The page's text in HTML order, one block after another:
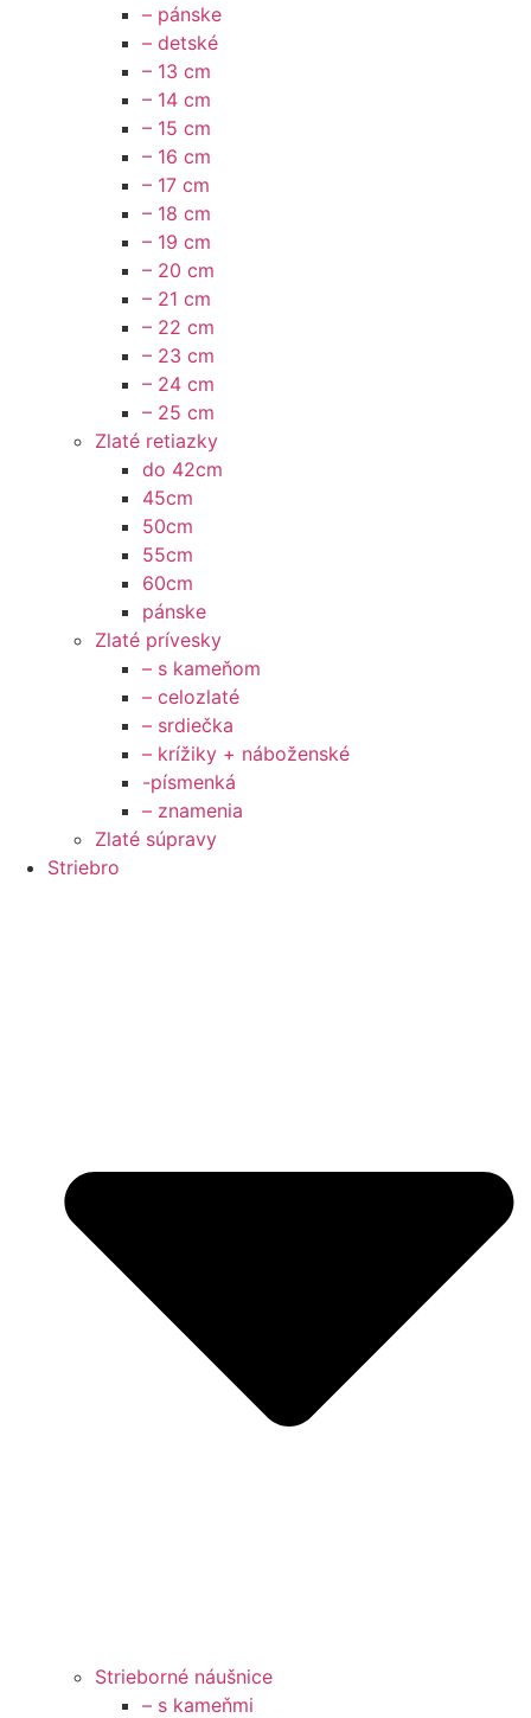
– pánske
– detské
– 13 cm
– 14 cm
– 15 cm
– 16 cm
– 17 cm
– 18 cm
– 19 cm
– 20 cm
– 21 cm
– 22 cm
– 23 cm
– 24 cm
– 25 cm
Zlaté retiazky
do 42cm
45cm
50cm
55cm
60cm
pánske
Zlaté prívesky
– s kameňom
– celozlaté
– srdiečka
– krížiky + náboženské
-písmenká
– znamenia
Zlaté súpravy
Striebro
Strieborné náušnice
– s kameňmi